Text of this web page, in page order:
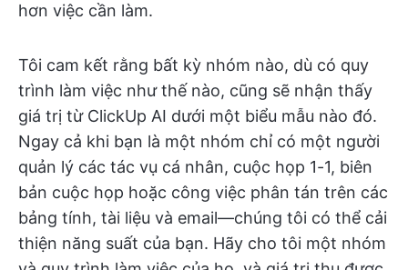
hơn việc cần làm.
Tôi cam kết rằng bất kỳ nhóm nào, dù có quy
trình làm việc như thế nào, cũng sẽ nhận thấy
giá trị từ ClickUp AI dưới một biểu mẫu nào đó.
Ngay cả khi bạn là một nhóm chỉ có một người
quản lý các tác vụ cá nhân, cuộc họp 1-1, biên
bản cuộc họp hoặc công việc phân tán trên các
bảng tính, tài liệu và email—chúng tôi có thể cải
thiện năng suất của bạn. Hãy cho tôi một nhóm